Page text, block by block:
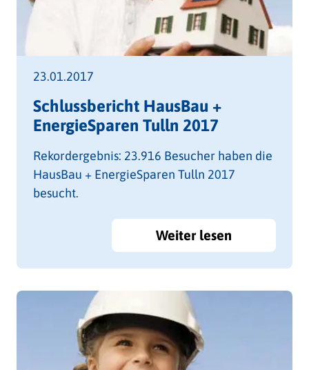
23.01.2017
Schlussbericht HausBau +
EnergieSparen Tulln 2017
Rekordergebnis: 23.916 Besucher haben die
HausBau + EnergieSparen Tulln 2017
besucht.
Weiter lesen